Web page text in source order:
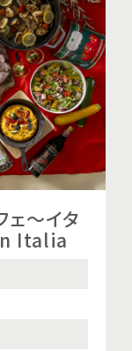
ェ～イタ
Italia
メ紀行ディ
を巡る～
（火）～2026.9.30（